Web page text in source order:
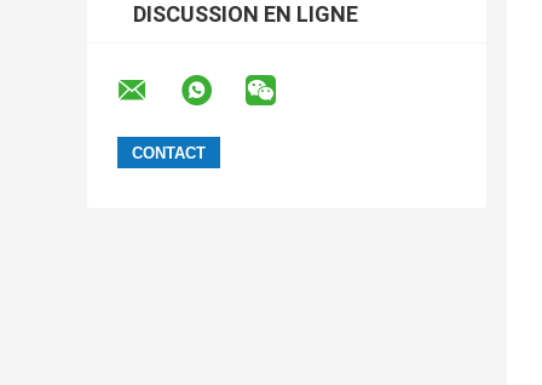
DISCUSSION EN LIGNE